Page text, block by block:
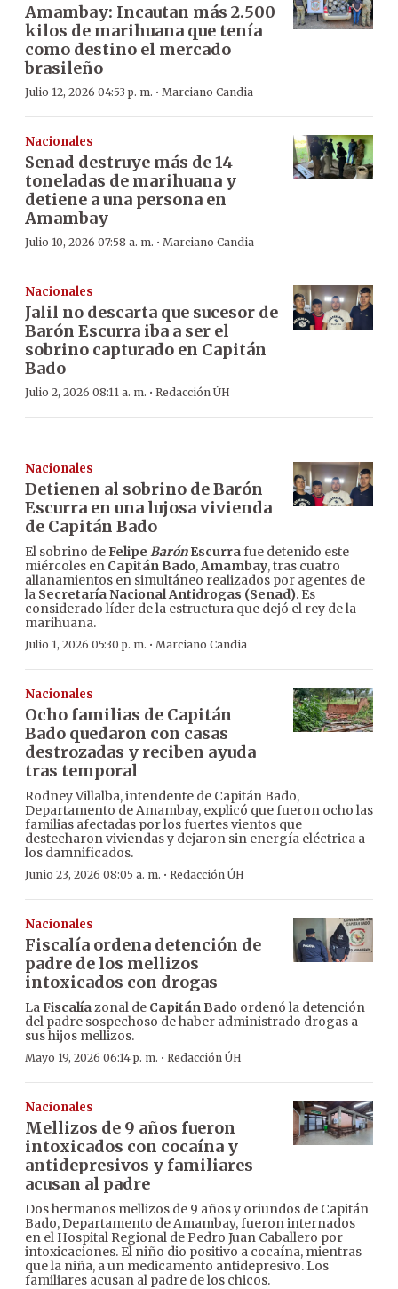
Amambay: Incautan más 2.500
kilos de marihuana que tenía
como destino el mercado
brasileño
Julio 12, 2026 04:53 p. m. · Marciano Candia
Nacionales
Senad destruye más de 14
toneladas de marihuana y
detiene a una persona en
Amambay
Julio 10, 2026 07:58 a. m. · Marciano Candia
Nacionales
Jalil no descarta que sucesor de
Barón Escurra iba a ser el
sobrino capturado en Capitán
Bado
Julio 2, 2026 08:11 a. m. · Redacción ÚH
Nacionales
Detienen al sobrino de Barón
Escurra en una lujosa vivienda
de Capitán Bado
El sobrino deFelipe BarónEscurrafue detenido este
miércoles en Capitán Bado,Amambay, tras cuatro
allanamientos en simultáneo realizados por agentes de
la Secretaría Nacional Antidrogas (Senad). Es
considerado líder de la estructura que dejó el rey de la
marihuana.
Julio 1, 2026 05:30 p. m. · Marciano Candia
Nacionales
Ocho familias de Capitán
Bado quedaron con casas
destrozadas y reciben ayuda
tras temporal
Rodney Villalba, intendente de Capitán Bado,
Departamento de Amambay, explicó que fueron ocho las
familias afectadas por los fuertes vientos que
destecharon viviendas y dejaron sin energía eléctrica a
los damnificados.
Junio 23, 2026 08:05 a. m. · Redacción ÚH
Nacionales
Fiscalía ordena detención de
padre de los mellizos
intoxicados con drogas
LaFiscalíazonal de Capitán Bado ordenó la detención
del padre sospechoso de haber administrado drogas a
sus hijos mellizos.
Mayo 19, 2026 06:14 p. m. · Redacción ÚH
Nacionales
Mellizos de 9 años fueron
intoxicados con cocaína y
antidepresivos y familiares
acusan al padre
Dos hermanos mellizos de 9 años y oriundos de Capitán
Bado, Departamento de Amambay, fueron internados
en el Hospital Regional de Pedro Juan Caballero por
intoxicaciones. El niño dio positivo a cocaína, mientras
que la niña, a un medicamento antidepresivo. Los
familiares acusan al padre de los chicos.